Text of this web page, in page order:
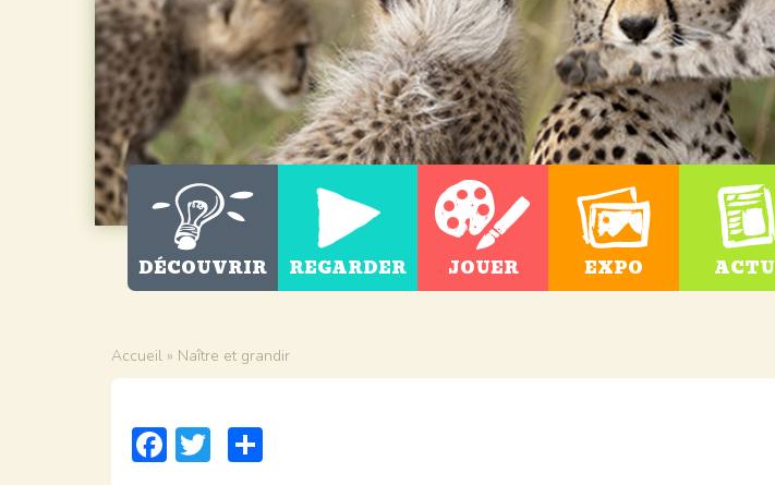
DÉCOUVRIR REGARDER JOUER EXPO ACTU
Accueil » Naître et grandir
Facebook
Twitter